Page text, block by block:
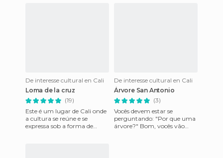
De interesse cultural en Cali
Loma de la cruz
(19)
Este é um lugar de Cali onde
a cultura se reúne e se
expressa sob a forma de
De interesse cultural en Cali
Árvore San Antonio
(3)
Vocês devem estar se
perguntando: "Por que uma
árvore?" Bom, vocês vão